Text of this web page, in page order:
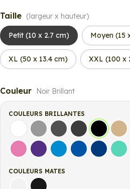
Taille (largeur x hauteur)
Petit (10 x 2.7 cm) Moyen (15
XL (50 x 13.4 cm) XXL (100 x
Couleur Noir Brillant
COULEURS BRILLANTES
Blanc Gris Gris FoncéGris Anthracite
Noir
Rose Violet Bleu clairBleu Moyen
Bleu
COULEURS MATES